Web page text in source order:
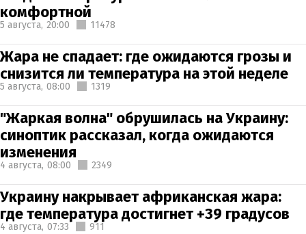
комфортной
5 августа, 20:00 11478
Жара не спадает: где ожидаются грозы и
снизится ли температура на этой неделе
5 августа, 08:00 1319
"Жаркая волна" обрушилась на Украину:
синоптик рассказал, когда ожидаются
изменения
4 августа, 08:00 2349
Украину накрывает африканская жара:
где температура достигнет +39 градусов
4 августа, 07:33 911